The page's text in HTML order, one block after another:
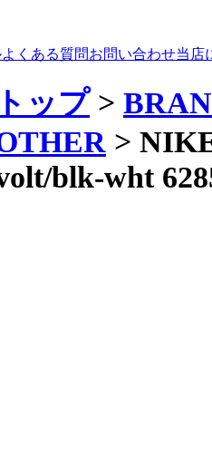
よくある質問お問い合わせ当店
トップ>
>
blk-wht